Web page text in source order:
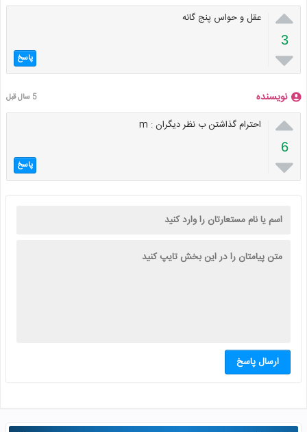

3

عقل و حواس پنج گانه
پاسخ
نویسنده 5 سال قبل

6

احترام گذاشتن ب نظر دیگران : m
پاسخ
ارسال پاسخ